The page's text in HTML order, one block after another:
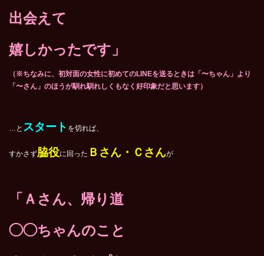
出会えて
嬉しかったです」
（※ちなみに、初対面の女性に初めてのLINEを送るときは「〜ちゃん」より
「〜さん」のほうが馴れ馴れしくもなく好印象だと思います）
…と スタート を切れば、
すかさず脇役に回った Ｂさん・Ｃさんが
「Ａさん、帰り道
◯◯ちゃんのこと